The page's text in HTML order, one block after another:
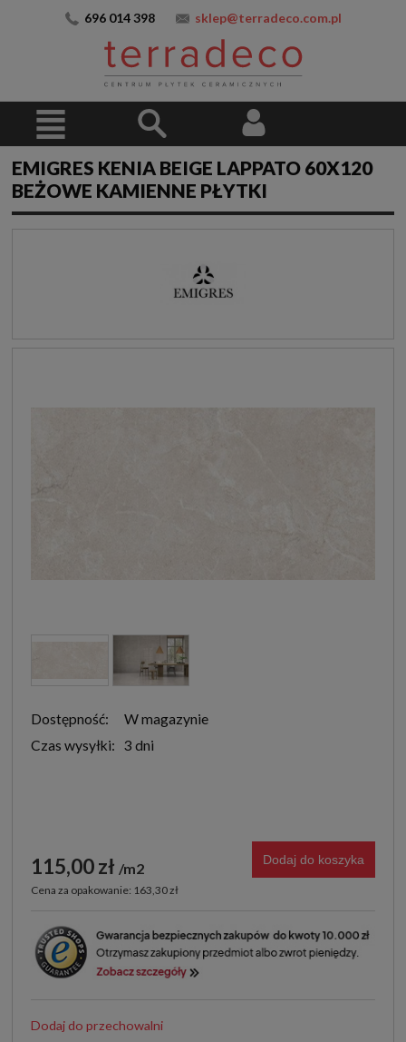
696 014 398 sklep@terradeco.com.pl
EMIGRES KENIA BEIGE LAPPATO 60X120
BEŻOWE KAMIENNE PŁYTKI
Dostępność:
W magazynie
Czas wysyłki: 3 dni
115,00 zł m2
Cena za opakowanie: 163,30 zł
Dodaj do koszyka
Dodaj do przechowalni